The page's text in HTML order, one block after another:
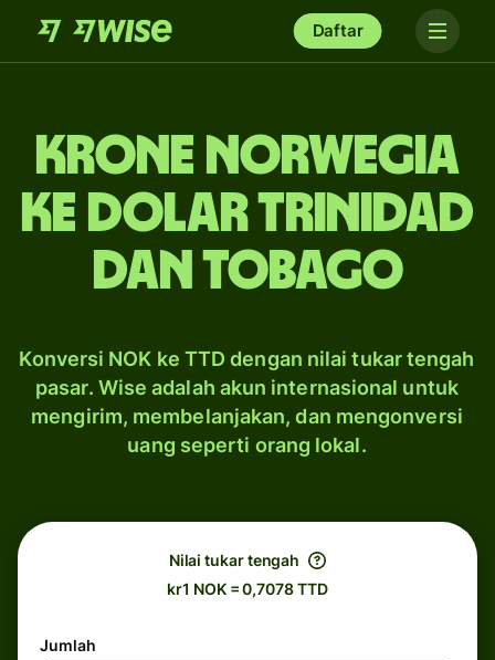
Daftar
krone Norwegia
ke dolar Trinidad
dan Tobago
Konversi NOK ke TTD dengan nilai tukar tengah
pasar. Wise adalah akun internasional untuk
mengirim, membelanjakan, dan mengonversi
uang seperti orang lokal.
Nilai tukar tengah
kr1 NOK = 0,7078 TTD
Jumlah